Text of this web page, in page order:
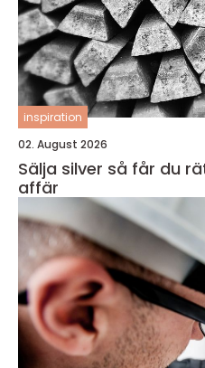
inspiration
02. August 2026
Sälja silver så får du rätt pris och en trygg
affär